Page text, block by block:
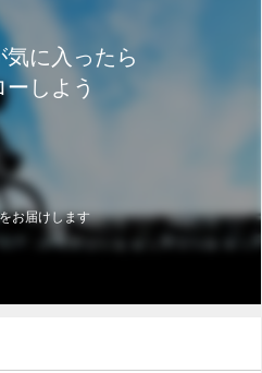
気に入ったら
ーしよう
お届けします